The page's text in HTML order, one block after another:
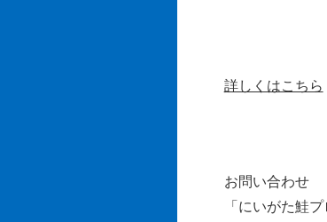
詳しくはこちら
お問い合わせ
「にいがた鮭